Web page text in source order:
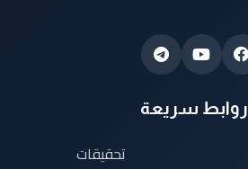
روابط سريعة
تحقيقات